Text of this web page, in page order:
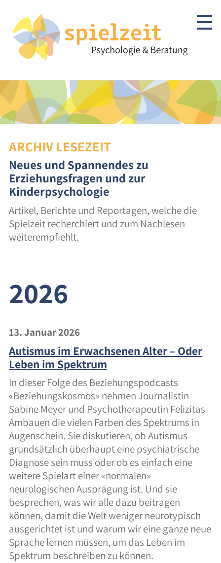
content
Kinder & Jugendliche
Psychotherapie
Abklärung/Diagnostik
Beratung
Autismus-Spektrum
Integration
Zusammenarbeit
Fachpersonen
Beratung
Supervision
Kosten
Über uns
Team
40 Jahre Spielzeit
Stellenangebote
Forschung
Anlässe
Meilensteine
ARCHIV LESEZEIT
Neues und Spannendes zu
Erziehungsfragen und zur
Kinderpsychologie
Artikel, Berichte und Reportagen, welche die
Spielzeit recherchiert und zum Nachlesen
weiterempfiehlt.
2026
13. Januar 2026
Autismus im Erwachsenen Alter – Oder
Leben im Spektrum
In dieser Folge des Beziehungspodcasts
«Beziehungskosmos» nehmen Journalistin
Sabine Meyer und Psychotherapeutin Felizitas
Ambauen die vielen Farben des Spektrums in
Augenschein. Sie diskutieren, ob Autismus
grundsätzlich überhaupt eine psychiatrische
Diagnose sein muss oder ob es einfach eine
weitere Spielart einer «normalen»
neurologischen Ausprägung ist. Und sie
besprechen, was wir alle dazu beitragen
können, damit die Welt weniger neurotypisch
ausgerichtet ist und warum wir eine ganze neue
Sprache lernen müssen, um das Leben im
Spektrum beschreiben zu können.